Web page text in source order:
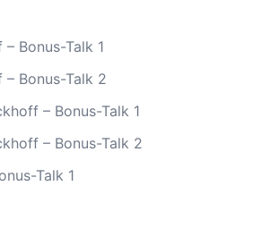
Bonus-Talk 1
Bonus-Talk 2
– Bonus-Talk 1
– Bonus-Talk 2
Talk 1